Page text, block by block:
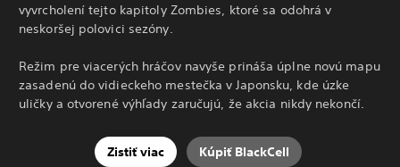
vyvrcholení tejto kapitoly Zombies, ktoré sa odohrá v
neskoršej polovici sezóny.
Režim pre viacerých hráčov navyše prináša úplne novú mapu
zasadenú do vidieckeho mestečka v Japonsku, kde úzke
uličky a otvorené výhľady zaručujú, že akcia nikdy nekončí.
Zistiť viac Kúpiť BlackCell